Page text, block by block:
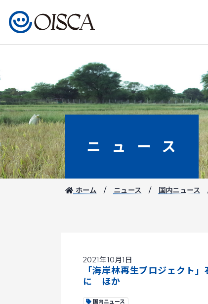
ニュース
ホーム ニュース 国内ニュース
2021年10月1日
「海岸林再生プロジェクト
に ほか
国内ニュース